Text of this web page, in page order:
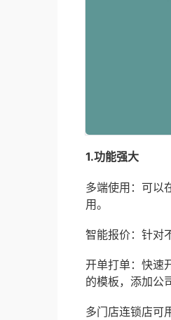
1.功能强大
多端使用：可以
用。
智能报价：针对
开单打单：快速
的模板，添加公
多门店连锁店可